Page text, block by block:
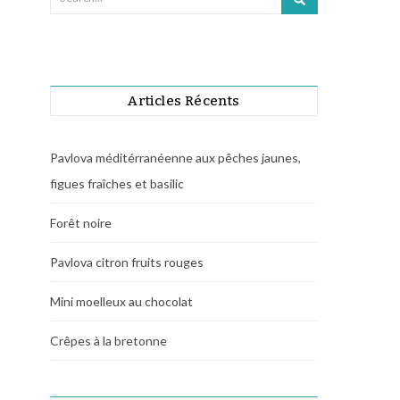
Articles Récents
Pavlova méditérranéenne aux pêches jaunes,
figues fraîches et basilic
Forêt noire
Pavlova citron fruits rouges
Mini moelleux au chocolat
Crêpes à la bretonne